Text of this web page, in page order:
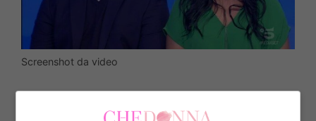
Screenshot da video